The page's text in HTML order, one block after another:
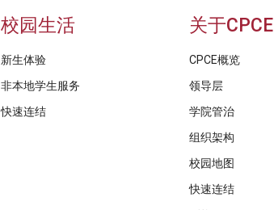
校园生活
新生体验
非本地学生服务
快速连结
关于CPCE
CPCE概览
领导层
学院管治
组织架构
校园地图
快速连结